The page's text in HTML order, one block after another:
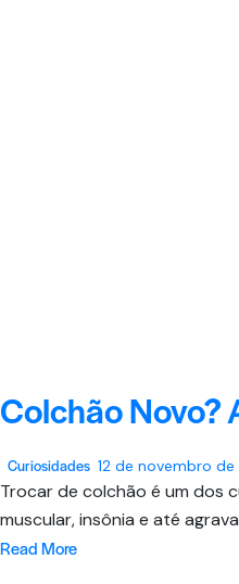
Colchão Novo?
Curiosidades 12 de novembro
Trocar de colchão é um dos
muscular, insônia e até
Read More